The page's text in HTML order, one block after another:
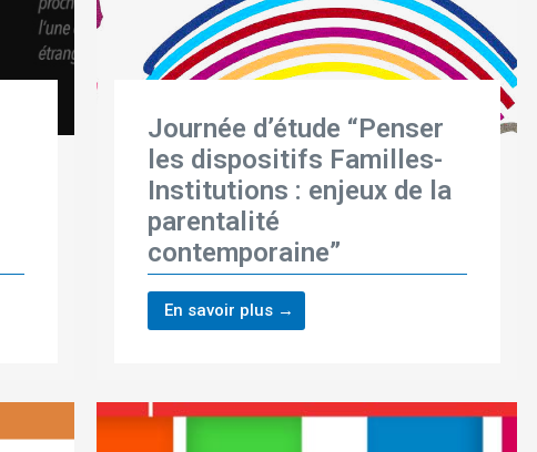
Journée d’étude “Penser
les dispositifs Familles-
Institutions : enjeux de la
parentalité
contemporaine”
En savoir plus →